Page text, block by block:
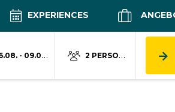
EXPERIENCES
- 09.08. 2 PERSONEN